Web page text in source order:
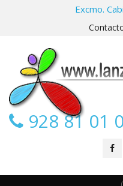
Excmo.
928 81 01